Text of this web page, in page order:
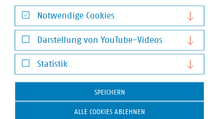
Zum Download:
Stellungnahme zur Sondierung der EU-
Wasserresilienzstrategie
Notwendige Cookies
Notwendige Cookies
Darstellung von YouTube-Videos
Darstellung von YouTube-Videos
Statistik
Statistik
SPEICHERN
ALLE COOKIES ABLEHNEN